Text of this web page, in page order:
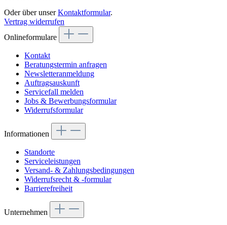
Oder über unserKontaktformular.
Vertrag widerrufen
Onlineformulare
Kontakt
Beratungstermin anfragen
Newsletteranmeldung
Auftragsauskunft
Servicefall melden
Jobs & Bewerbungsformular
Widerrufsformular
Informationen
Standorte
Serviceleistungen
Versand- & Zahlungsbedingungen
Widerrufsrecht & -formular
Barrierefreiheit
Unternehmen